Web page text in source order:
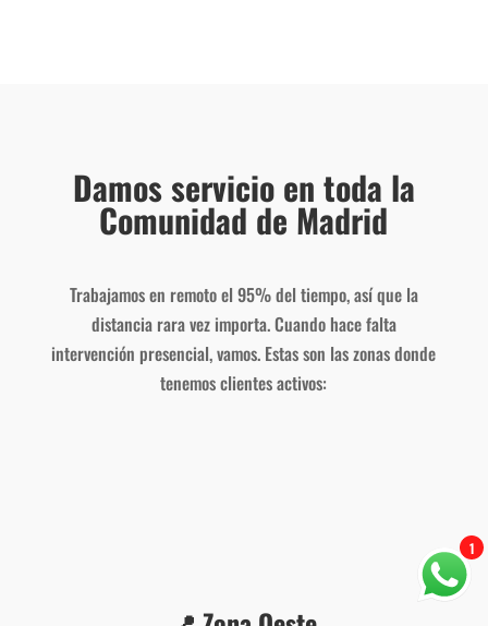
Damos servicio en toda la
Comunidad de Madrid
Trabajamos en remoto el 95% del tiempo, así que la
distancia rara vez importa. Cuando hace falta
intervención presencial, vamos. Estas son las zonas donde
tenemos clientes activos:
1